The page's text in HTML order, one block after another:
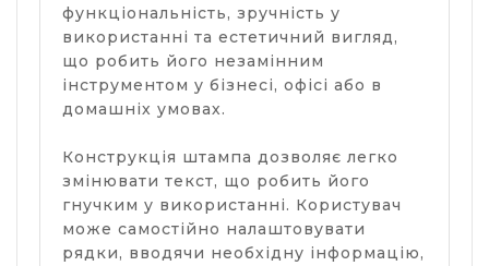
функціональність, зручність у
використанні та естетичний вигляд,
що робить його незамінним
інструментом у бізнесі, офісі або в
домашніх умовах.
Конструкція штампа дозволяє легко
змінювати текст, що робить його
гнучким у використанні. Користувач
може самостійно налаштовувати
рядки, вводячи необхідну інформацію,